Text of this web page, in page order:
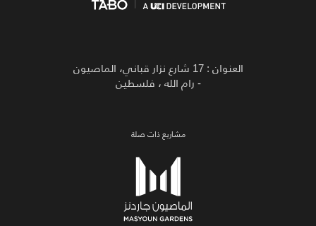
العنوان : 17 شارع نزار قباني، الماصيون
- رام الله ، فلسطين
مشاريع ذات صلة